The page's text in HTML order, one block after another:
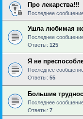
Про лекарства!!!
Последнее
Ушла любимая
Последнее
Ответы: 125
Я не
Последнее
Ответы: 55
Большие
Последнее
Ответы: 7